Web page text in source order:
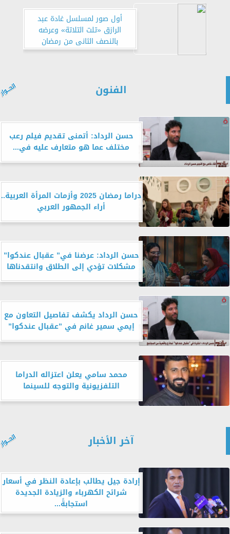
أول صور لمسلسل غادة عبد
الرازق «تلت التلاتة» وعرضه
بالنصف الثانى من رمضان
الفنون
حسن الرداد: أتمنى تقديم فيلم رعب
مختلف عما هو متعارف عليه في...
دراما رمضان 2025 وأزمات المرأة العربية..
أراء الجمهور العربي
حسن الرداد: عرضنا في” عقبال عندكوا”
مشكلات تؤدي إلى الطلاق وانتقدناها
حسن الرداد يكشف تفاصيل التعاون مع
إيمي سمير غانم في ”عقبال عندكوا”
محمد سامي يعلن اعتزاله الدراما
التلفزيونية والتوجه للسينما
آخر الأخبار
إرادة جيل يطالب بإعادة النظر في أسعار
شرائح الكهرباء والزيادة الجديدة
استجابةً...